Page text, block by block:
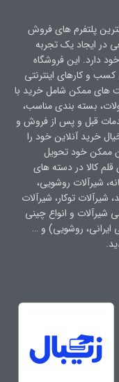
پلتفرم های فروش
در ایجاد یک تجربه
دارد. این فروشگاه
کسب و کارهای اینترنتی
های ممکن شامل خرید با
بسته بندی مناسب،
قبل و پس از فروش و
خرید آنلاین خود را
ممکن خود تحویل
قلم کالا در دسته های
شیرآلات روشویی،
شیرآلات توکار، شیرآلات
شیرآلات و انواع چینی
ایرانی، روشویی) و …